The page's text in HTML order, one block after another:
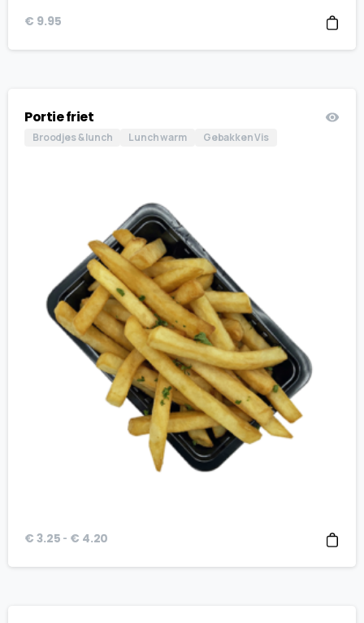
€ 9.95
Portie friet
Broodjes & lunch Lunch warm Gebakken Vis
€ 3.25 - € 4.20